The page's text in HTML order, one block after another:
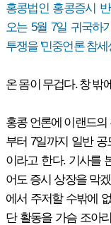
홍콩법인 홍콩증시
오는 5월 7일 귀국하
투쟁을 '민중언론 참
온 몸이 무겁다. 창 밖
홍콩 언론에 이랜드의
부터 7일까지 일반
이라고 한다. 기사를
어도 증시 상장을 막
에서 주저할 수밖에
단 활동을 가슴 조아